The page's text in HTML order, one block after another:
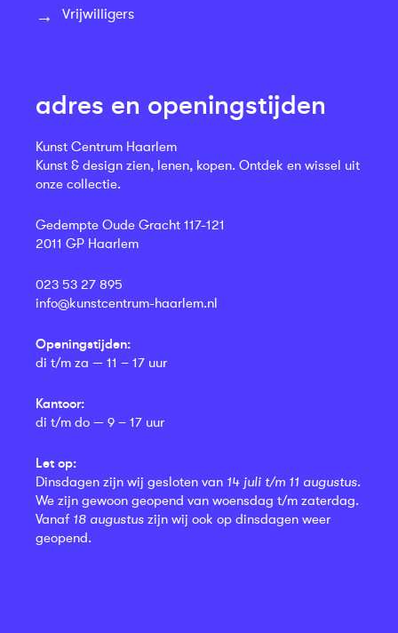
Vrijwilligers
adres en openingstijden
Kunst Centrum Haarlem
Kunst & design zien, lenen, kopen. Ontdek en wissel uit
onze collectie.
Gedempte Oude Gracht 117-121
2011 GP Haarlem
023 53 27 895
info@kunstcentrum-haarlem.nl
Openingstijden:
di t/m za — 11 – 17 uur
Kantoor:
di t/m do — 9 – 17 uur
Let op:
Dinsdagen zijn wij gesloten van 14 juli t/m 11 augustus.
We zijn gewoon geopend van woensdag t/m zaterdag.
Vanaf 18 augustus zijn wij ook op dinsdagen weer
geopend.